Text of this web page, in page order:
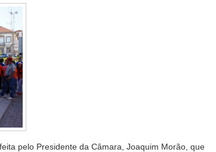
pelo Presidente da Câmara, Joaquim Morão, que